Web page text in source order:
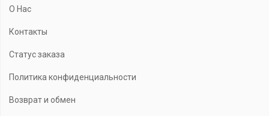
О Нас
Контакты
Статус заказа
Политика конфиденциальности
Возврат и обмен